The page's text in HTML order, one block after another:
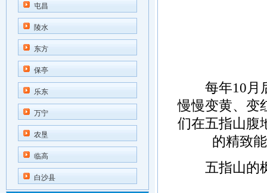
屯昌
陵水
东方
保亭
乐东
万宁
农垦
临高
白沙县
每年10月后
慢慢变黄、变
们在五指山腹
的精致
五指山的枫